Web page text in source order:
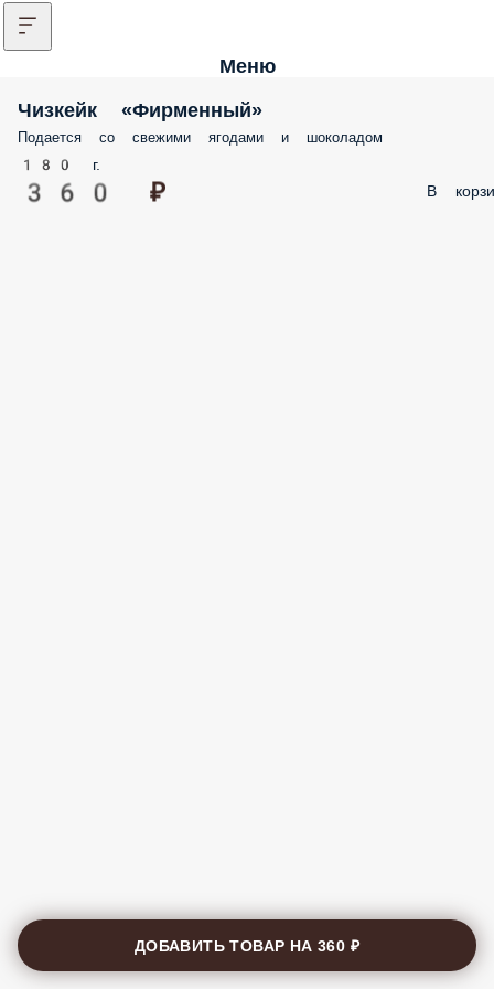
Меню
Чизкейк «Фирменный»
Подается со свежими ягодами и шоколадом
180 г.
360 ₽ В
ДОБАВИТЬ ТОВАР НА360 ₽